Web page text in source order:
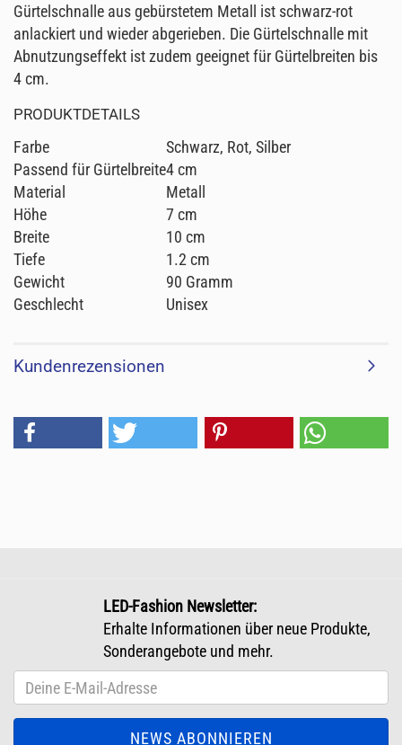
Gürtelschnalle aus gebürstetem Metall ist schwarz-rot
anlackiert und wieder abgerieben. Die Gürtelschnalle mit
Abnutzungseffekt ist zudem geeignet für Gürtelbreiten bis
4 cm.
PRODUKTDETAILS
Farbe
Schwarz, Rot, Silber
Passend für Gürtelbreite4 cm
Material
Metall
Höhe
7 cm
Breite
10 cm
Tiefe
1.2 cm
Gewicht
90 Gramm
Geschlecht
Unisex
Kundenrezensionen
LED-Fashion Newsletter:
Erhalte Informationen über neue Produkte,
Sonderangebote und mehr.